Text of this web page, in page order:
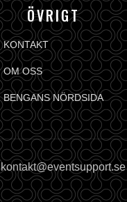
ÖVRIGT
KONTAKT
OM OSS
BENGANS NÖRDSIDA
kontakt@eventsupport.se